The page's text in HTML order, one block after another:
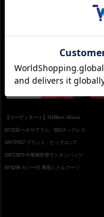
【コーディネート】H158cm :Msize
BY1132 ヘキサグラム・BIGネックレス
DRTP017 プリント・ビッグロンT
DRT2875 中華柄切替ランタンパンツ
BY4299 カバー付 厚底ミドルブーツ